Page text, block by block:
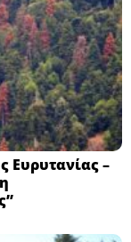
Ευρυτανίας –